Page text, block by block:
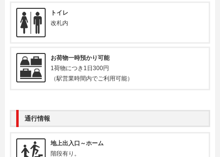
トイレ
改札内
お荷物一時預かり可能
1荷物につき1日300円
（駅営業時間内でご利用可能）
通行情報
地上出入口～ホーム
階段有り。